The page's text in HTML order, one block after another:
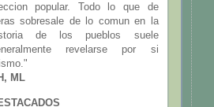
popular. Todo lo que de
sobresale de lo comun en la
de los pueblos suele
revelarse por si
ML